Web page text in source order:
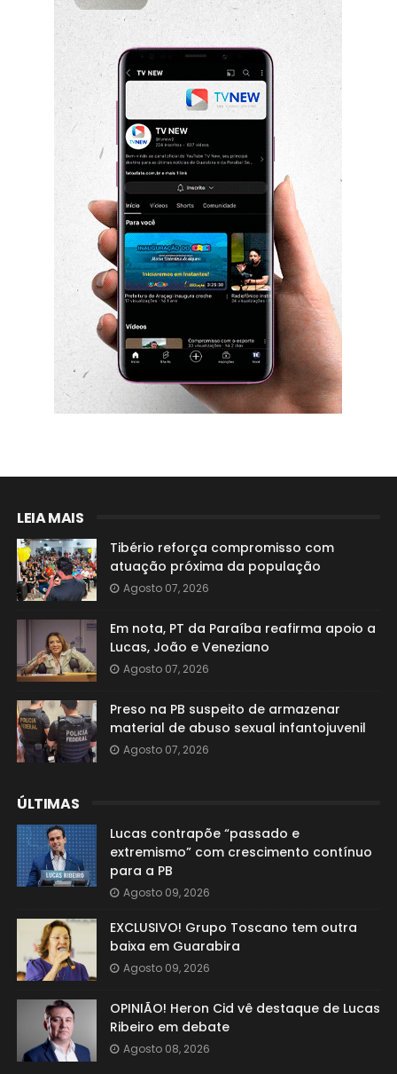
LEIA MAIS
Tibério reforça compromisso com
atuação próxima da população
Agosto 07, 2026
Em nota, PT da Paraíba reafirma apoio a
Lucas, João e Veneziano
Agosto 07, 2026
Preso na PB suspeito de armazenar
material de abuso sexual infantojuvenil
Agosto 07, 2026
ÚLTIMAS
Lucas contrapõe “passado e
extremismo” com crescimento contínuo
para a PB
Agosto 09, 2026
EXCLUSIVO! Grupo Toscano tem outra
baixa em Guarabira
Agosto 09, 2026
OPINIÃO! Heron Cid vê destaque de Lucas
Ribeiro em debate
Agosto 08, 2026